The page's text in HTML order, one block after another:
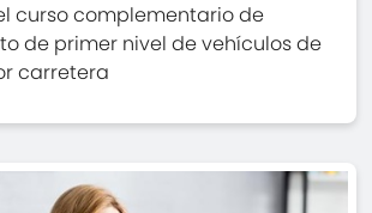
curso complementario de
de primer nivel de vehículos de
carretera